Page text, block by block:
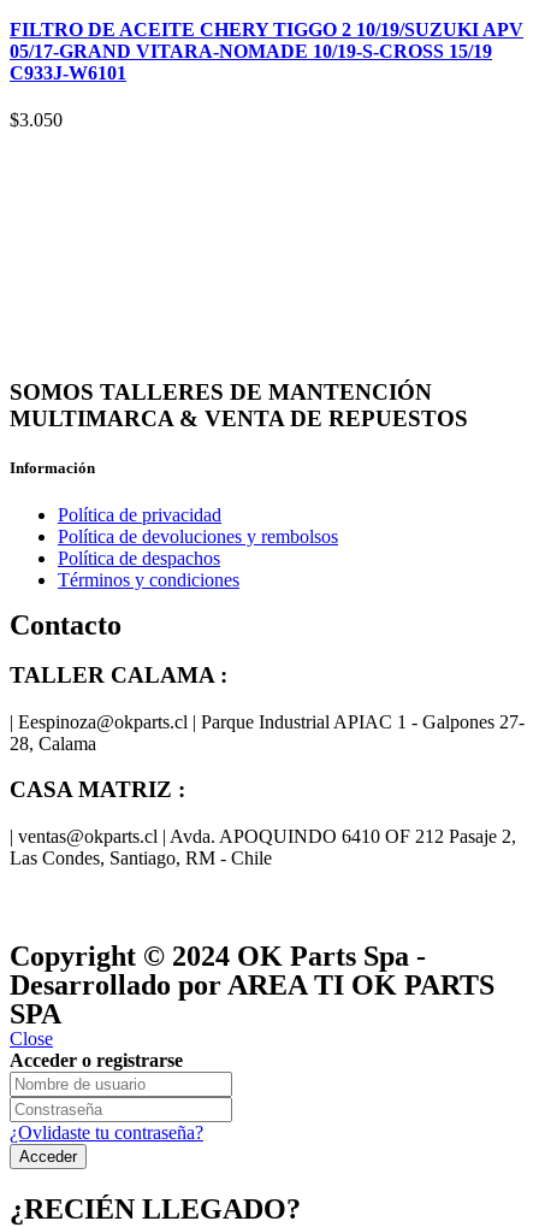
FILTRO DE ACEITE CHERY TIGGO 2 10/19/SUZUKI APV
05/17-GRAND VITARA-NOMADE 10/19-S-CROSS 15/19
C933J-W6101
$3.050
SOMOS TALLERES DE MANTENCIÓN
MULTIMARCA & VENTA DE REPUESTOS
Información
Política de privacidad
Política de devoluciones y rembolsos
Política de despachos
Términos y condiciones
Contacto
TALLER CALAMA :
| Eespinoza@okparts.cl | Parque Industrial APIAC 1 - Galpones 27-
28, Calama
CASA MATRIZ :
| ventas@okparts.cl | Avda. APOQUINDO 6410 OF 212 Pasaje 2,
Las Condes, Santiago, RM - Chile
Copyright © 2024 OK Parts Spa -
Desarrollado por AREA TI OK PARTS
SPA
Close
Acceder o registrarse
¿Ovlidaste tu contraseña?
¿RECIÉN LLEGADO?